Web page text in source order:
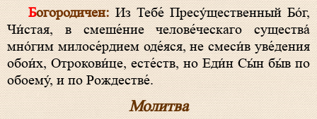
Богородичен: Из Тебе́ Пресу́щественный Бо́г,
Чи́стая, в смеше́ние челове́ческаго существа́
мно́гим милосе́рдием оде́яся, не смеси́в уве́дения
обои́х, Отрокови́це, есте́ств, но Еди́н Сы́н бы́в по
обоему́, и по Рождестве́.
Молитва